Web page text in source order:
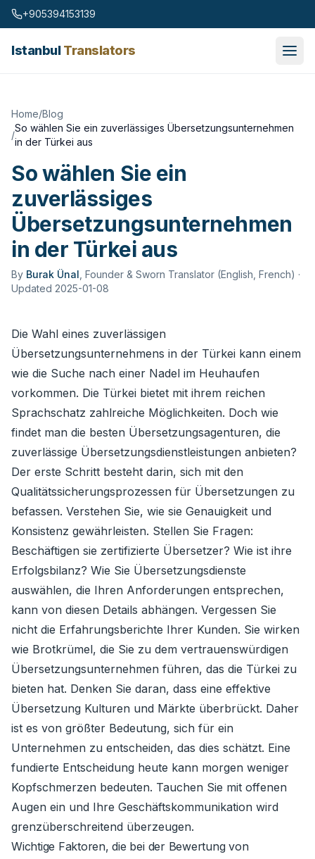
Skip to content
+905394153139
IstanbulTranslators
Home/Blog
/
So wählen Sie ein zuverlässiges Übersetzungsunternehmen
in der Türkei aus
So wählen Sie ein
zuverlässiges
Übersetzungsunternehmen
in der Türkei aus
By Burak Ünal Founder & Sworn Translator (English, French) ·
Updated 2025-01-08
Die Wahl eines zuverlässigen
Übersetzungsunternehmens in der Türkei kann einem
wie die Suche nach einer Nadel im Heuhaufen
vorkommen. Die Türkei bietet mit ihrem reichen
Sprachschatz zahlreiche Möglichkeiten. Doch wie
findet man die besten Übersetzungsagenturen, die
zuverlässige Übersetzungsdienstleistungen anbieten?
Der erste Schritt besteht darin, sich mit den
Qualitätssicherungsprozessen für Übersetzungen zu
befassen. Verstehen Sie, wie sie Genauigkeit und
Konsistenz gewährleisten. Stellen Sie Fragen:
Beschäftigen sie zertifizierte Übersetzer? Wie ist ihre
Erfolgsbilanz? Wie Sie Übersetzungsdienste
auswählen, die Ihren Anforderungen entsprechen,
kann von diesen Details abhängen. Vergessen Sie
nicht die Erfahrungsberichte Ihrer Kunden. Sie wirken
wie Brotkrümel, die Sie zu dem vertrauenswürdigen
Übersetzungsunternehmen führen, das die Türkei zu
bieten hat. Denken Sie daran, dass eine effektive
Übersetzung Kulturen und Märkte überbrückt. Daher
ist es von größter Bedeutung, sich für ein
Unternehmen zu entscheiden, das dies schätzt. Eine
fundierte Entscheidung heute kann morgen weniger
Kopfschmerzen bedeuten. Tauchen Sie mit offenen
Augen ein und Ihre Geschäftskommunikation wird
grenzüberschreitend überzeugen.
Wichtige Faktoren, die bei der Bewertung von